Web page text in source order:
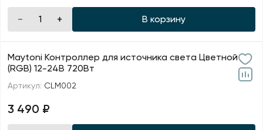
В корзину
Maytoni Контроллер для источника света Цветной
(RGB) 12-24В 720Вт
Артикул: CLM002
3 490 ₽